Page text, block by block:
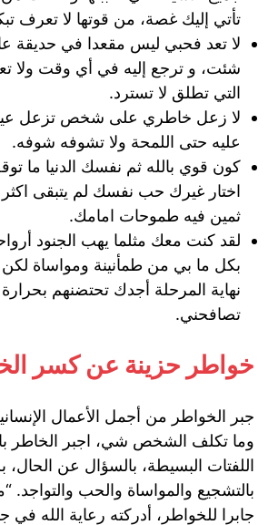
تأتي إليك غصة، من قوتها لا تعرف
لا تعد فحبي ليس مقعدا في حديقة
شئت، و ترجع إليه في أي وقت ولا
التي تطلق لا تسترد.
لا زعل خاطري على شخص تزعل
عليه حتى اللمحة ولا تشوفه شوفه.
كون قوي بالله ثم نفسك الدنيا
اختار غيرك حب نفسك لم يتبقى
ثمين فيه طموحات امامك.
لقد كنت معك مثلما يهب الجنود
بكل ما بي من طمأنينة ومواساة
نهاية المرحلة أجدك تحتضنهم بحرارة
تصافحني.
خواطر حزينة عن كسر
جبر الخواطر من أجمل الأعمال
وما تكلف الشخص شي، اجبر الخاطر
اللفتات البسيطة، بالسؤال عن الحال،
بالتشجيع والمواساة والحب
جابرا للخواطر، أدركته رعاية الله